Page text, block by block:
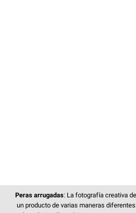
Peras arrugadas: La fotografía creativa
un producto de varias maneras